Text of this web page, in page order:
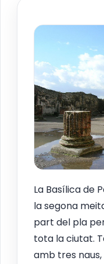
La Basílica de
la segona
part del pla
tota la ciutat.
amb tres